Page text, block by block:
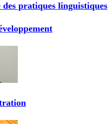
pratiques linguistiques